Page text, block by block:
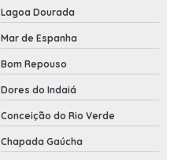
Lagoa Dourada
Mar de Espanha
Bom Repouso
Dores do Indaiá
Conceição do Rio Verde
Chapada Gaúcha